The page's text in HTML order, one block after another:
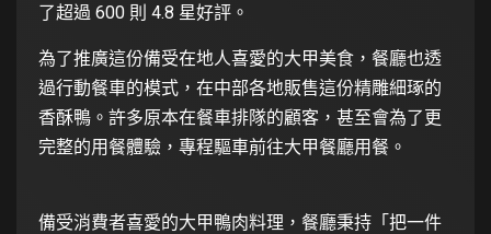
了超過 600 則 4.8 星好評。
為了推廣這份備受在地人喜愛的大甲美食，餐廳也透
過行動餐車的模式，在中部各地販售這份精雕細琢的
香酥鴨。許多原本在餐車排隊的顧客，甚至會為了更
完整的用餐體驗，專程驅車前往大甲餐廳用餐。
備受消費者喜愛的大甲鴨肉料理，餐廳秉持「把一件